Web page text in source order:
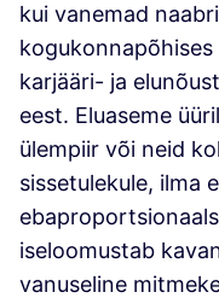
kui vanemad
karjääri- ja
eest. Eluaseme
ülempiir või neid
sissetulekule, ilma
iseloomustab
vanuseline